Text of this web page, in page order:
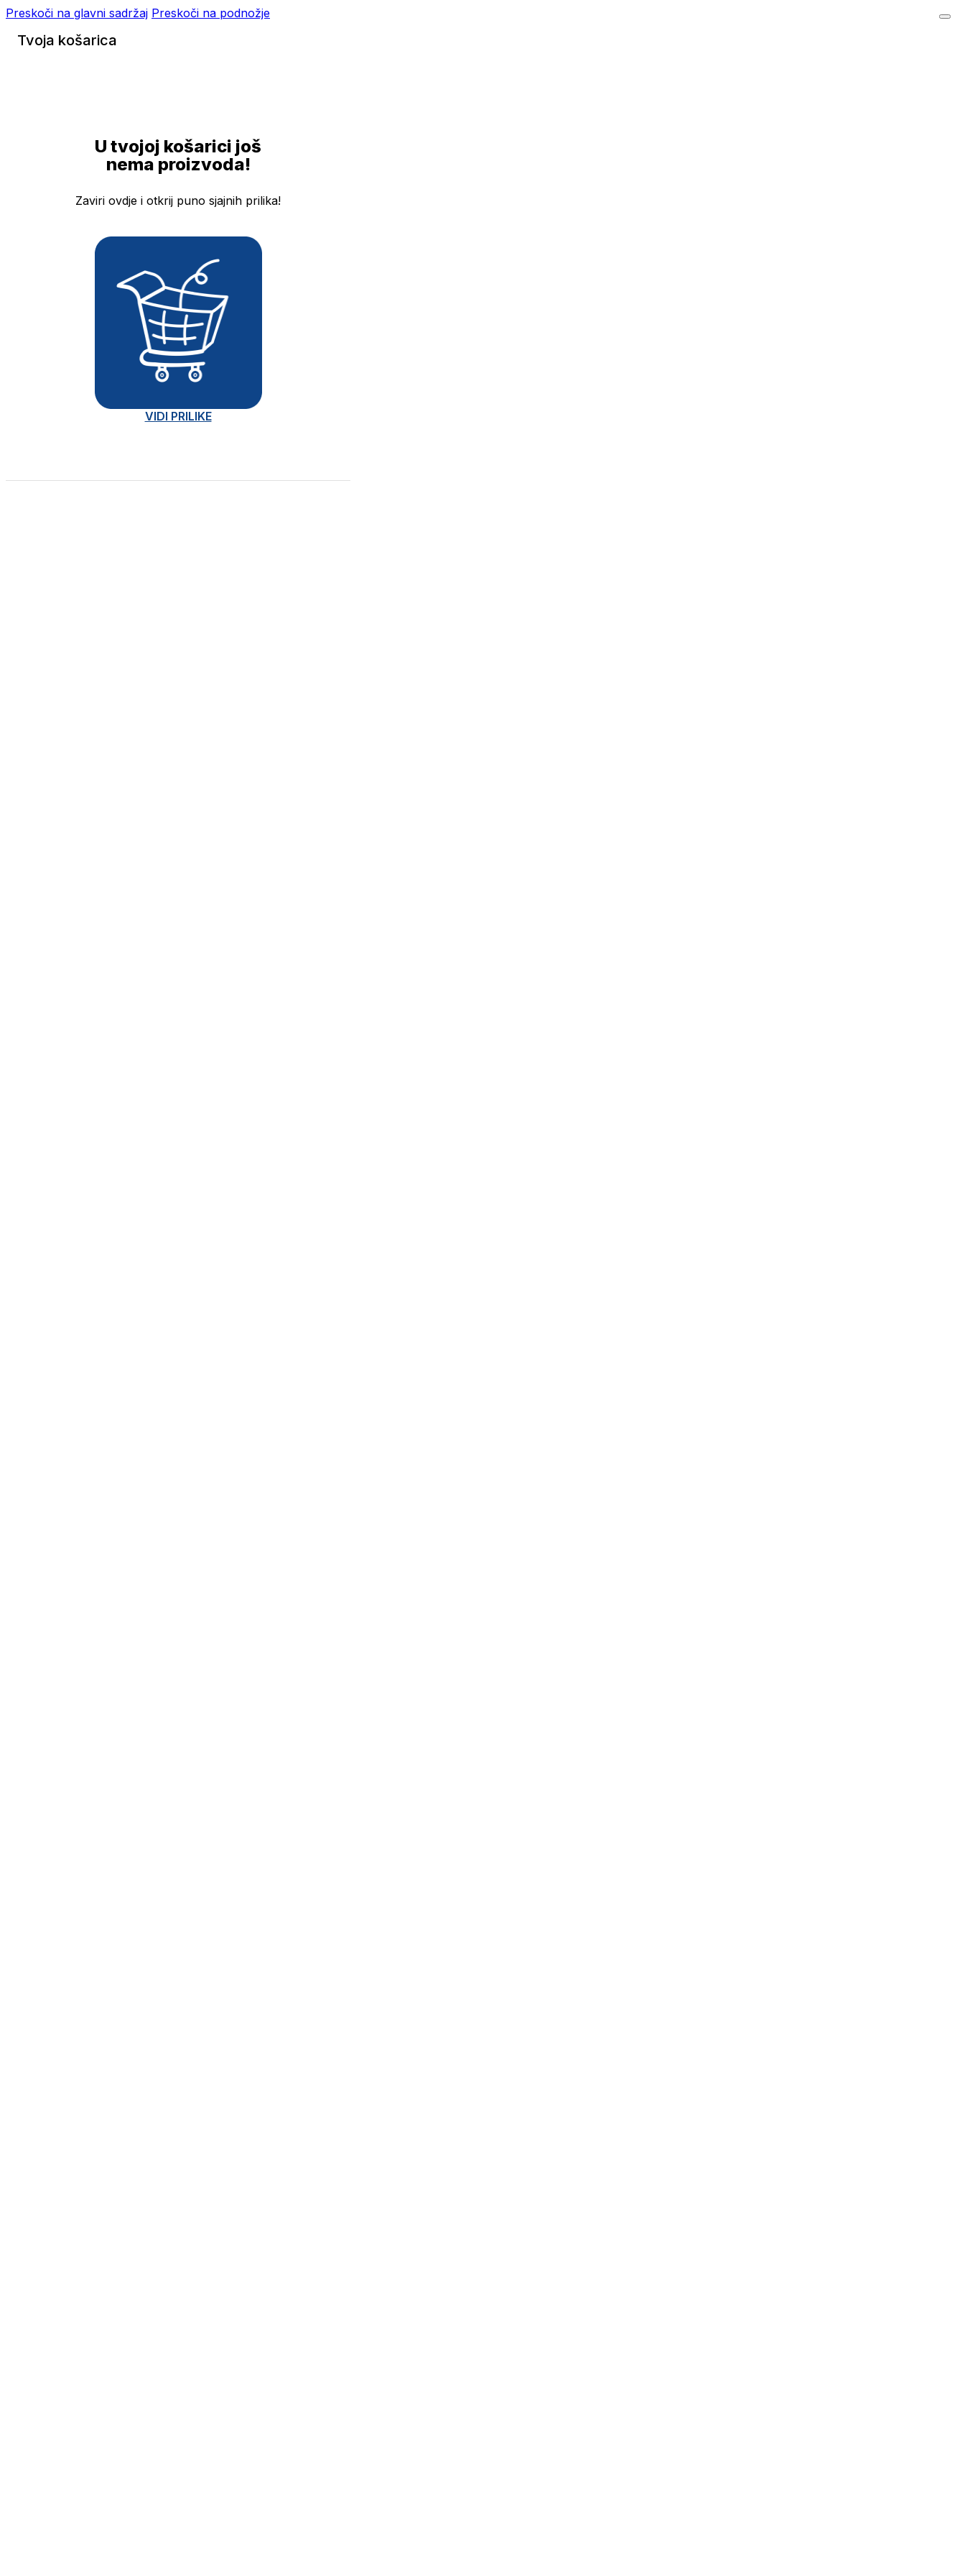
Preskoči na glavni sadržaj Preskoči na podnožje
Tvoja košarica
U tvojoj košarici još
nema proizvoda!
Zaviri ovdje i otkrij puno sjajnih prilika!
VIDI PRILIKE